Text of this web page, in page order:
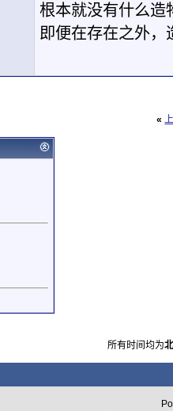
根本就没有什么造
即便在存在之外，
«
所有时间均为